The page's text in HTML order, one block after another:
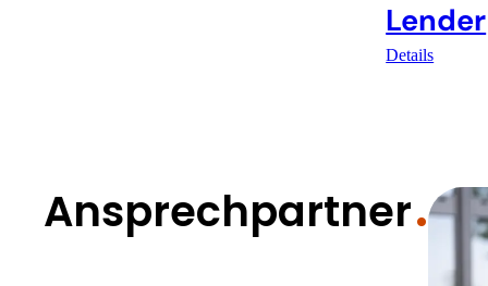
Lender
Details
Ansprechpartner